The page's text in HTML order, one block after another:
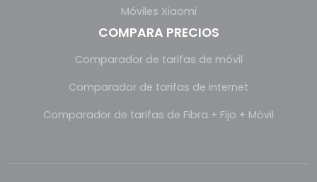
Móviles Xiaomi
COMPARA PRECIOS
Comparador de tarifas de móvil
Comparador de tarifas de internet
Comparador de tarifas de Fibra + Fijo + Móvil